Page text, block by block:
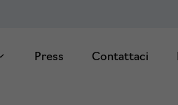
Press Contattaci